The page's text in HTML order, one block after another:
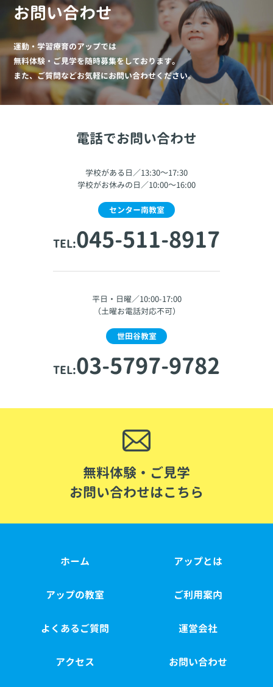
お問い合わせ
運動・学習療育のアップでは
無料体験・ご見学を随時募集をしております。
また、ご質問などお気軽にお問い合わせください。
電話でお問い合わせ
学校がある日／13:30～17:30
学校がお休みの日／10:00～16:00
センター南教室
TEL:045-511-8917
平日・日曜／10:00-17:00
（土曜お電話対応不可）
世田谷教室
TEL:03-5797-9782
無料体験・ご見学
お問い合わせはこちら
ホーム アップとは
アップの教室 ご利用案内
よくあるご質問 運営会社
アクセス お問い合わせ